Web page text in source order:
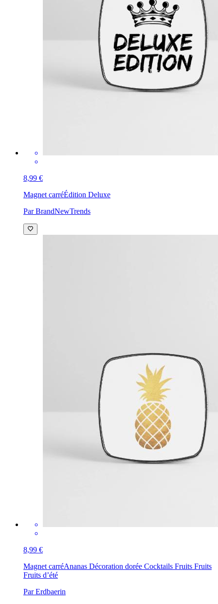
8,99 €
Magnet carréÉdition Deluxe
Par BrandNewTrends
8,99 €
Magnet carréAnanas Décoration dorée Cocktails Fruits Fruits
Fruits d’été
Par Erdbaerin